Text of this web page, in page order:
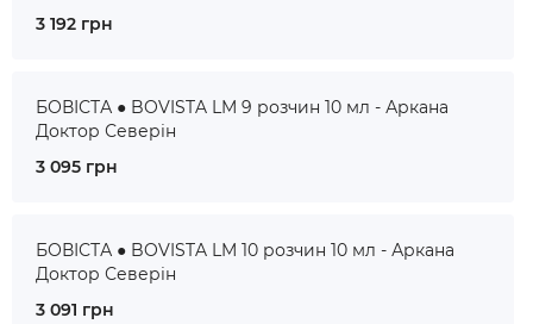
3 192 грн
БОВІСТА ● BOVISTA LM 9 розчин 10 мл - Аркана
Доктор Северін
3 095 грн
БОВІСТА ● BOVISTA LM 10 розчин 10 мл - Аркана
Доктор Северін
3 091 грн